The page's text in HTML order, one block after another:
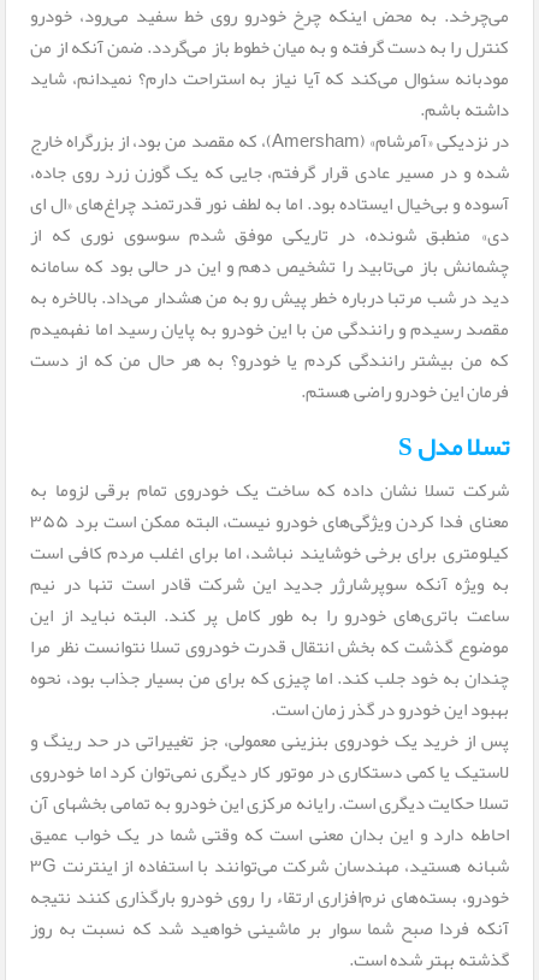
می‌چرخد. به محض اینکه چرخ خودرو روی خط سفید می‌رود، خودرو
کنترل را به دست گرفته و به میان خطوط باز می‌گردد. ضمن آنکه از من
مودبانه سئوال می‌کند که آیا نیاز به استراحت دارم؟ نمیدانم، شاید
داشته باشم.
در نزدیکی «آمرشام» (Amersham)، که مقصد من بود، از بزرگراه خارج
شده و در مسیر عادی قرار گرفتم، جایی که یک گوزن زرد روی جاده،
آسوده و بی‌خیال ایستاده بود. اما به لطف نور قدرتمند چراغ‌های «ال ای
دی» منطبق شونده، در تاریکی موفق شدم سوسوی نوری که از
چشمانش باز می‌تابید را تشخیص دهم و این در حالی بود که سامانه
دید در شب مرتبا درباره خطر پیش رو به من هشدار می‌داد. بالاخره به
مقصد رسیدم و رانندگی من با این خودرو به پایان رسید اما نفهمیدم
که من بیشتر رانندگی کردم یا خودرو؟ به هر حال من که از دست
فرمان این خودرو راضی هستم.
تسلا مدل S
شرکت تسلا نشان داده که ساخت یک خودروی تمام برقی لزوما به
معنای فدا کردن ویژگی‌های خودرو نیست، البته ممکن است برد ۳۵۵
کیلومتری برای برخی خوشایند نباشد، اما برای اغلب مردم کافی است
به ویژه آنکه سوپرشارژر جدید این شرکت قادر است تنها در نیم
ساعت باتری‌های خودرو را به طور کامل پر کند. البته نباید از این
موضوع گذشت که بخش انتقال قدرت خودروی تسلا نتوانست نظر مرا
چندان به خود جلب کند. اما چیزی که برای من بسیار جذاب بود، نحوه
بهبود این خودرو در گذر زمان است.
پس از خرید یک خودروی بنزینی معمولی، جز تغییراتی در حد رینگ و
لاستیک یا کمی دستکاری در موتور کار دیگری نمی‌توان کرد اما خودروی
تسلا حکایت دیگری است. رایانه مرکزی این خودرو به تمامی بخشهای آن
احاطه دارد و این بدان معنی است که وقتی شما در یک خواب عمیق
شبانه هستید، مهندسان شرکت می‌توانند با استفاده از اینترنت ۳G
خودرو، بسته‌های نرم‌افزاری ارتقاء را روی خودرو بارگذاری کنند نتیجه
آنکه فردا صبح شما سوار بر ماشینی خواهید شد که نسبت به روز
گذشته بهتر شده است.